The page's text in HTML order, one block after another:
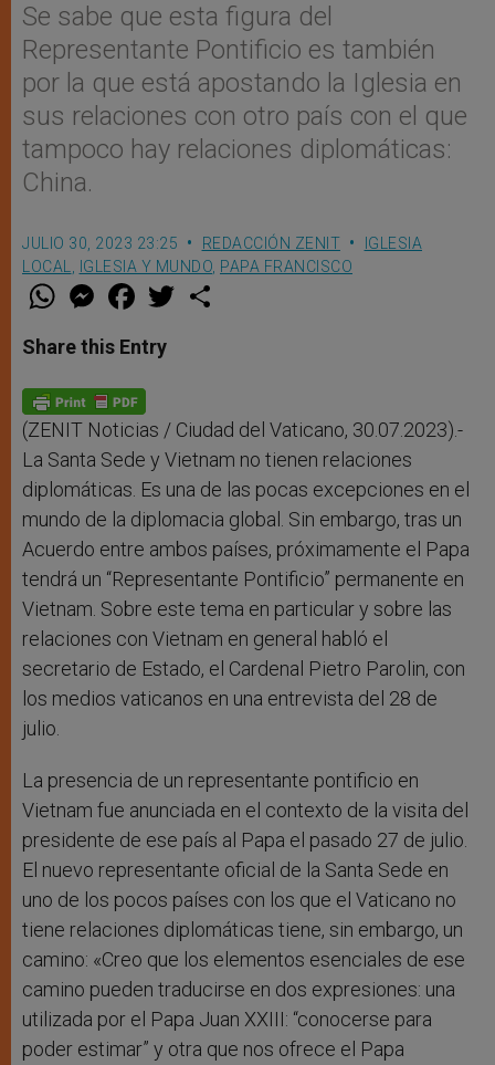
Se sabe que esta figura del
Representante Pontificio es también
por la que está apostando la Iglesia en
sus relaciones con otro país con el que
tampoco hay relaciones diplomáticas:
China.
JULIO 30, 2023 23:25 REDACCIÓN ZENIT
IGLESIA
LOCAL, IGLESIA Y MUNDO, PAPA FRANCISCO
W
t
s
p
p
M
e
s
e
g
e
r
F
a
e
b
o
k
w
Share this Entry
(ZENIT Noticias / Ciudad del Vaticano, 30.07.2023).-
La Santa Sede y Vietnam no tienen relaciones
diplomáticas. Es una de las pocas excepciones en el
mundo de la diplomacia global. Sin embargo, tras un
Acuerdo entre ambos países, próximamente el Papa
tendrá un “Representante Pontificio” permanente en
Vietnam. Sobre este tema en particular y sobre las
relaciones con Vietnam en general habló el
secretario de Estado, el Cardenal Pietro Parolin, con
los medios vaticanos en una entrevista del 28 de
julio.
La presencia de un representante pontificio en
Vietnam fue anunciada en el contexto de la visita del
presidente de ese país al Papa el pasado 27 de julio.
El nuevo representante oficial de la Santa Sede en
uno de los pocos países con los que el Vaticano no
tiene relaciones diplomáticas tiene, sin embargo, un
camino: «Creo que los elementos esenciales de ese
camino pueden traducirse en dos expresiones: una
utilizada por el Papa Juan XXIII: “conocerse para
poder estimar” y otra que nos ofrece el Papa